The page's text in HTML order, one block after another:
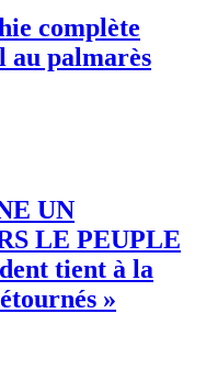
complète
au palmarès
UN
LE PEUPLE
tient à la
»